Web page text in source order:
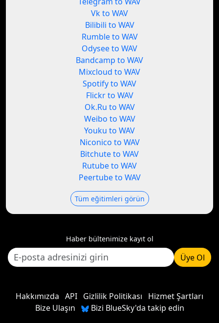
Vk to WAV
Bilibili to WAV
Rumble to WAV
Odysee to WAV
Bandcamp to WAV
Mixcloud to WAV
Spotify to WAV
Flickr to WAV
Ok.Ru to WAV
Weibo to WAV
Youku to WAV
Niconico to WAV
Bitchute to WAV
Rutube to WAV
Peertube to WAV
Tüm eğitimleri görün
Haber bültenimize kayıt ol
Üye Ol
Hakkımızda API Gizlilik Politikası
Hizmet Şartları
Bize Ulaşın
Bizi BlueSky'da takip edin